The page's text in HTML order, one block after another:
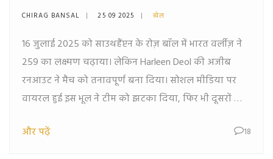
विकेट से जीती मुकाबला
CHIRAG BANSAL 25 09 2025 खेल
16 जुलाई 2025 को साउथहैंप्टन के रोज़ बॉल में भारत वर्लीज़ ने
259 का लक्ष्मण चढ़ाया। लेकिन Harleen Deol की अजीब
रनआउट ने मैच को तनावपूर्ण बना दिया। सोशल मीडिया पर
वायरल हुई इस भूल ने टीम को झटका दिया, फिर भी दूसरों की
और पढ़ें
18